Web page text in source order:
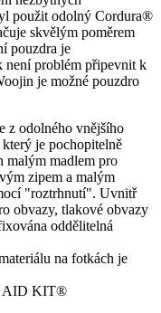
použit odolný Cordura®
skvělým poměrem
pouzdra je
problém připevnit k
je možné pouzdro
z odolného vnějšího
je pochopitelně
malým madlem pro
zipem a malým
"roztrhnutí". Uvnitř
obvazy, tlakové obvazy
oddělitelná
na fotkách je
AID KIT®